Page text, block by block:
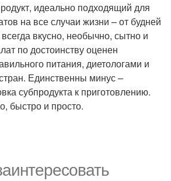
идеально подходящий для
на все случаи жизни – от будней
вкусно, необычно, сытно и
по достоинству оценен
питания, диетологами и
Единственны минус –
субпродукта к приготовлению.
быстро и просто.